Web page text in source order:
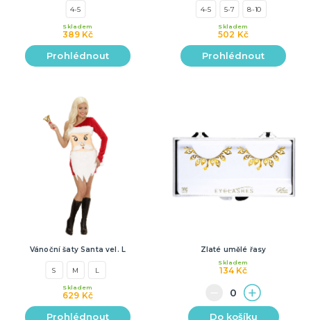
4-5
389 Kč
Skladem
Prohlédnout
4-5 5-7 8-10
502 Kč
Skladem
Prohlédnout
Vánoční šaty Santa vel. L
S M L
629 Kč
Skladem
Prohlédnout
Zlaté umělé řasy
134 Kč
Skladem
Do košíku